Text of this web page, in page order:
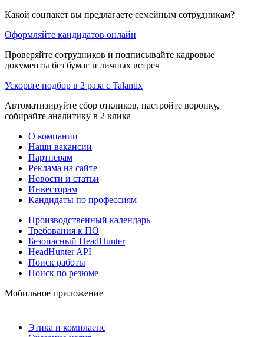
Какой соцпакет вы предлагаете семейным сотрудникам?
Оформляйте кандидатов онлайн
Проверяйте сотрудников и подписывайте кадровые
документы без бумаг и личных встреч
Ускорьте подбор в 2 раза с Talantix
Автоматизируйте сбор откликов, настройте воронку,
собирайте аналитику в 2 клика
О компании
Наши вакансии
Партнерам
Реклама на сайте
Новости и статьи
Инвесторам
Кандидаты по профессиям
Производственный календарь
Требования к ПО
Безопасный HeadHunter
HeadHunter API
Поиск работы
Поиск по резюме
Мобильное приложение
Этика и комплаенс